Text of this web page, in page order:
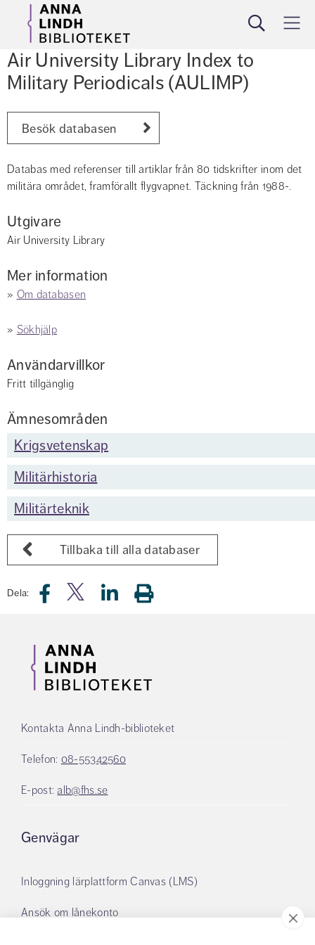
Sök Meny
Air University Library Index to
Military Periodicals (AULIMP)
Besök databasen
Databas med referenser till artiklar från 80 tidskrifter inom det
militära området, framförallt flygvapnet. Täckning från 1988-.
Utgivare
Air University Library
Mer information
» Om databasen
» Sökhjälp
Användarvillkor
Fritt tillgänglig
Ämnesområden
Krigsvetenskap
Militärhistoria
Militärteknik
Tillbaka till alla databaser
Dela:
Kontakta Anna Lindh-biblioteket
Telefon: 08-55342560
E-post: alb@fhs.se
Genvägar
Inloggning lärplattform Canvas (LMS)
Ansök om lånekonto